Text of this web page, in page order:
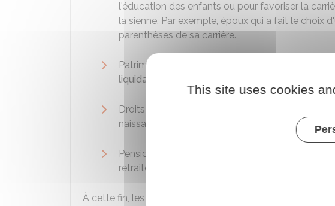
l'éducation des enfants ou pour favoriser la
la sienne. Par exemple, époux qui a fait le choix
parenthèses de sa carrière.
Patrimoine estimé ou prévisible des époux, tant
liquidation du régime matrimonial
Droits existants et prévisibles (par exemple, mise
naissance d'un enfant pour l'époux
créancier )
Pension de retraite prévisible (en tenant compte
retraite de l'époux qui a consenti des sacrifices
À cette fin, les époux établissent une
This site uses cookies